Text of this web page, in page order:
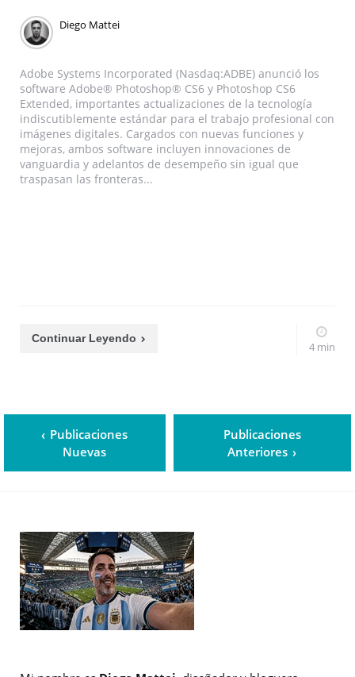
Diego Mattei
Adobe Systems Incorporated (Nasdaq:ADBE) anunció los
software Adobe® Photoshop® CS6 y Photoshop CS6
Extended, importantes actualizaciones de la tecnología
indiscutiblemente estándar para el trabajo profesional con
imágenes digitales. Cargados con nuevas funciones y
mejoras, ambos software incluyen innovaciones de
vanguardia y adelantos de desempeño sin igual que
traspasan las fronteras...
Continuar Leyendo
4 min
Publicaciones
Nuevas
Publicaciones
Anteriores